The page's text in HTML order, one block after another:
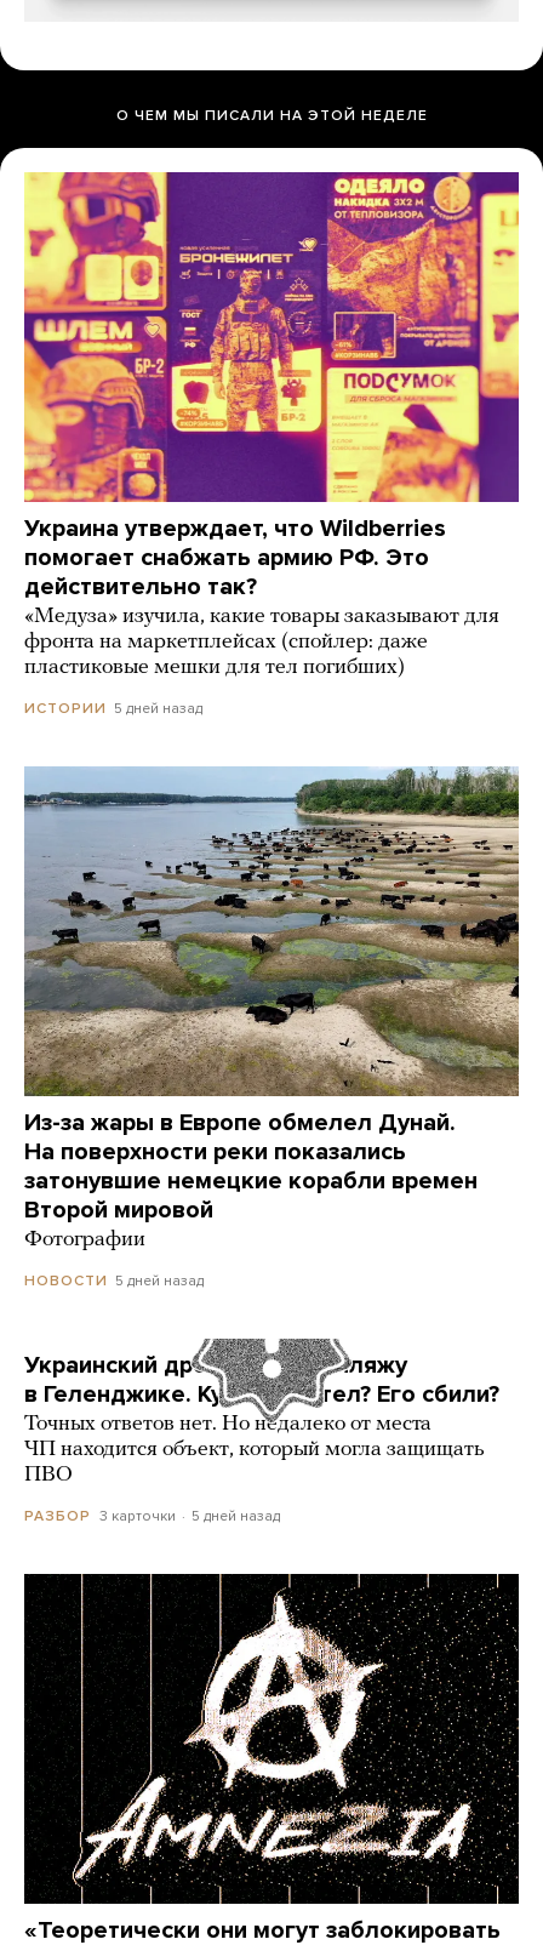
О ЧЕМ МЫ ПИСАЛИ НА ЭТОЙ НЕДЕЛЕ
Украина утверждает, что Wildberries
помогает снабжать армию РФ. Это
действительно так?
«Медуза» изучила, какие товары заказывают для
фронта на маркетплейсах (спойлер: даже
пластиковые мешки для тел погибших)
ИСТОРИИ 5 дней назад
Из-за жары в Европе обмелел Дунай.
На поверхности реки показались
затонувшие немецкие корабли времен
Второй мировой
Фотографии
НОВОСТИ 5 дней назад
Украинский дрон попал по пляжу
в Геленджике. Куда он летел? Его сбили?
Точных ответов нет. Но недалеко от места
ЧП находится объект, который могла защищать
ПВО
РАЗБОР 3 карточки 5 дней назад
«Теоретически они могут заблокировать